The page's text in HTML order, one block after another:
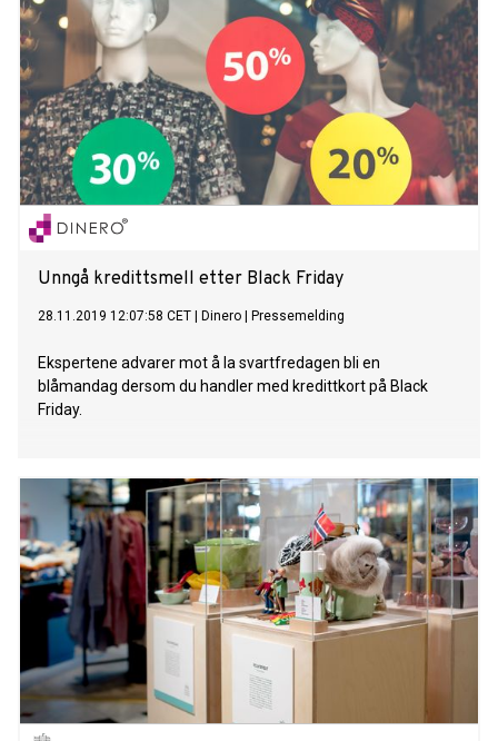
Unngå kredittsmell etter Black Friday
28.11.2019 12:07:58 CET Dinero Pressemelding
Ekspertene advarer mot å la svartfredagen bli en
blåmandag dersom du handler med kredittkort på Black
Friday.